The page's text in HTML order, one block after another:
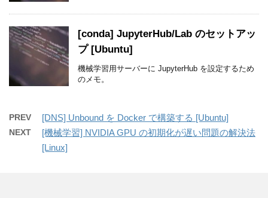
[conda] JupyterHub/Lab のセットアッ
プ [Ubuntu]
機械学習用サーバーに JupyterHub を設定するため
のメモ。
PREV [DNS] Unbound を Docker で構築する [Ubuntu]
NEXT
[機械学習] NVIDIA GPU の初期化が遅い問題の解決法
[Linux]